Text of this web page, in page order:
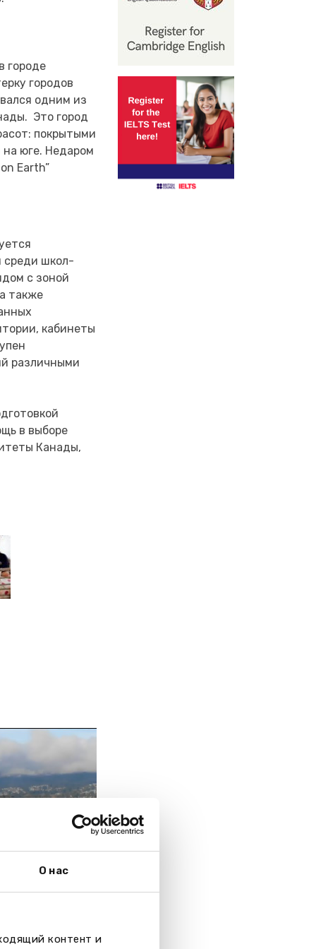
О нас
контент и
городе
городов
одним из
Это город
покрытыми
юге. Недаром
Earth”
среди школ-
с зоной
также
кабинеты
различными
в выборе
Канады,